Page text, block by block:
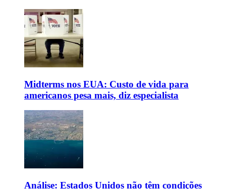
Midterms nos EUA: Custo de vida para
americanos pesa mais, diz especialista
Análise: Estados Unidos não têm condições